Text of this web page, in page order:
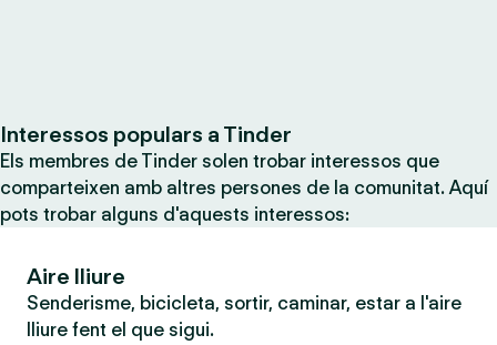
Interessos populars a Tinder
Els membres de Tinder solen trobar interessos que
comparteixen amb altres persones de la comunitat. Aquí
pots trobar alguns d'aquests interessos:
Aire lliure
Senderisme, bicicleta, sortir, caminar, estar a l'aire
lliure fent el que sigui.